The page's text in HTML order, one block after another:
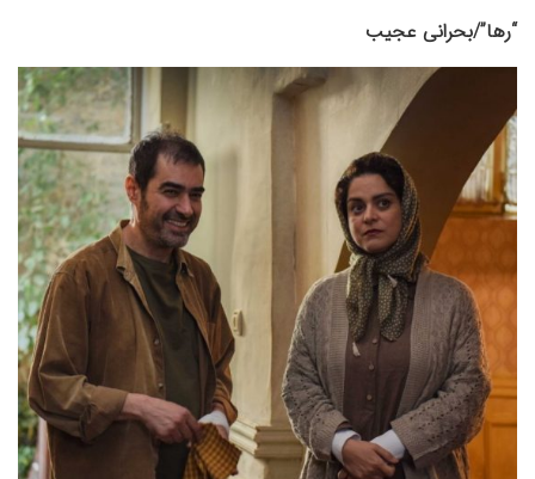
“رها”/بحرانی عجیب